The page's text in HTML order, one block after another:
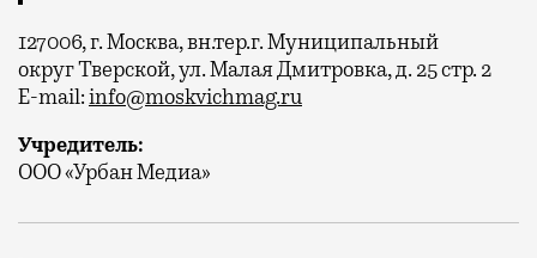
127006, г. Москва, вн.тер.г. Муниципальный
округ Тверской, ул. Малая Дмитровка, д. 25 стр. 2
E-mail:info@moskvichmag.ru
Учредитель:
ООО «Урбан Медиа»